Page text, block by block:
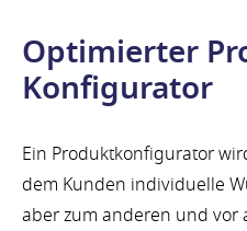
Optimierter
Konfigurator
Ein Produktkonfigurator
dem Kunden individuelle
aber zum anderen und vor